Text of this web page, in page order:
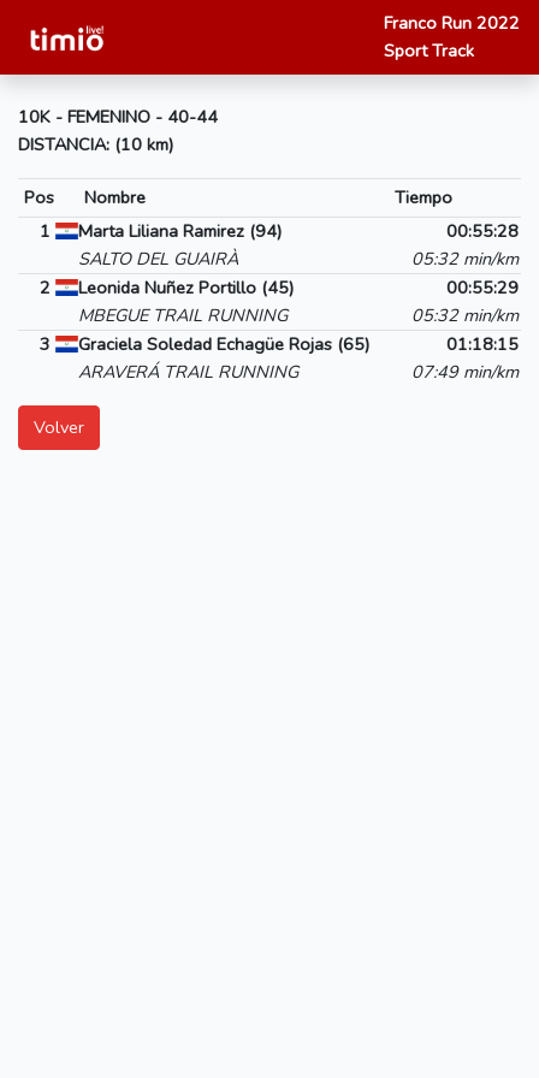
Franco Run 2022
Sport Track
10K - FEMENINO - 40-44
DISTANCIA: (10 km)
Pos Nombre
Tiempo
1
Marta Liliana Ramirez (94)
SALTO DEL GUAIRÀ
00:55:28
05:32 min/km
2
Leonida Nuñez Portillo (45)
MBEGUE TRAIL RUNNING
00:55:29
05:32 min/km
3
Graciela Soledad Echagüe Rojas (65)
ARAVERÁ TRAIL RUNNING
01:18:15
07:49 min/km
Volver